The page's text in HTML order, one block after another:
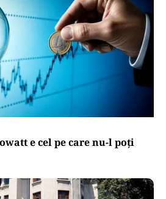
e cel pe care nu-l poți